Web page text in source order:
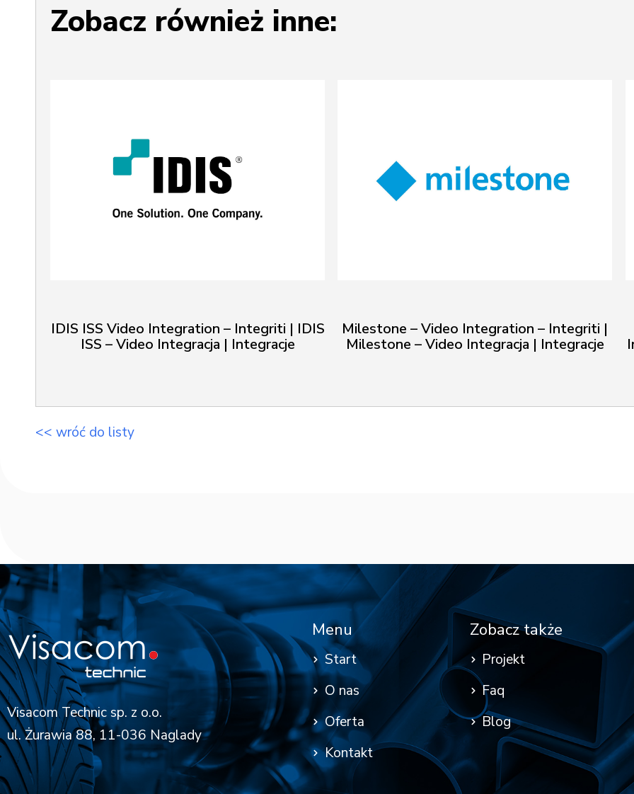
Zobacz również inne:
IDIS ISS Video Integration – Integriti | IDIS
ISS – Video Integracja | Integracje
Milestone – Video Integration – Integriti |
Milestone – Video Integracja | Integracje
<< wróć do listy
Visacom Technic sp. z o.o.
ul. Żurawia 88, 11-036 Naglady
Menu
Start
O nas
Oferta
Kontakt
Zobacz także
Projekt
Faq
Blog